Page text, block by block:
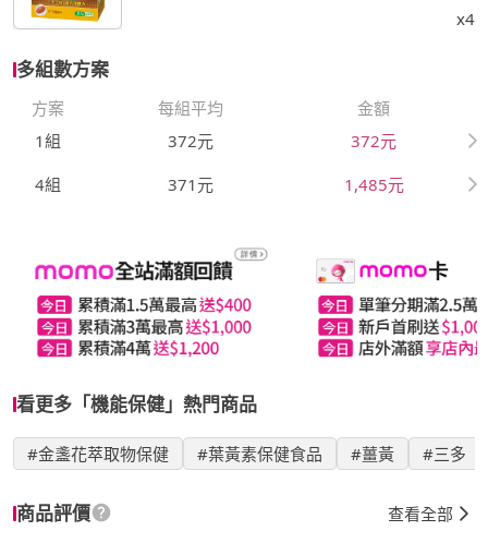
x4
多組數方案
方案 每組平均
金額
1組
372元
372元
4組
371元 1,485元
看更多「機能保健」熱門商品
#金盞花萃取物保健 #葉黃素保健食品 #薑黃 #三多
商品評價 查看全部